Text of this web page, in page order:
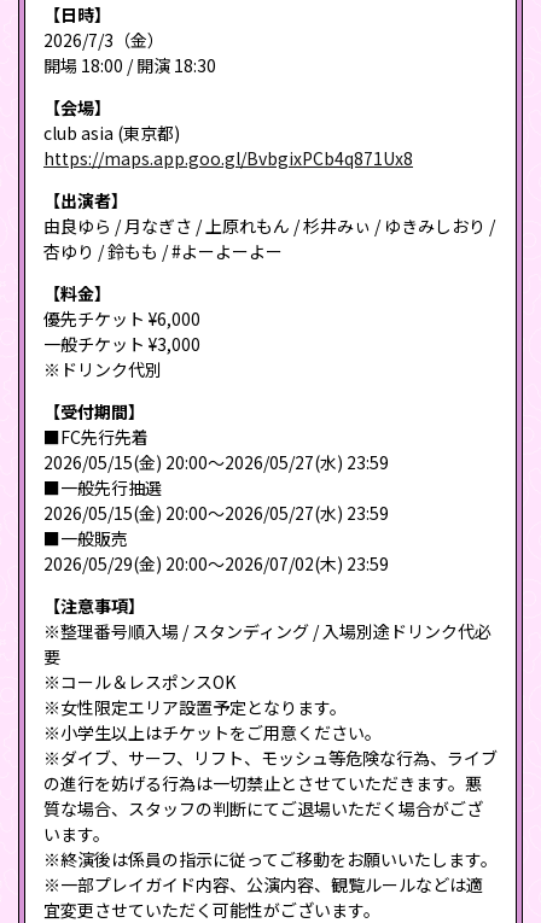
【日時】
2026/7/3（金）
開場 18:00 / 開演 18:30
【会場】
club asia (東京都)
https://maps.app.goo.gl/BvbgixPCb4q871Ux8
【出演者】
由良ゆら / 月なぎさ / 上原れもん / 杉井みぃ / ゆきみしおり /
杏ゆり / 鈴もも / #よーよーよー
【料金】
優先チケット ¥6,000
一般チケット ¥3,000
※ドリンク代別
【受付期間】
■FC先行先着
2026/05/15(金) 20:00〜2026/05/27(水) 23:59
■一般先行抽選
2026/05/15(金) 20:00〜2026/05/27(水) 23:59
■一般販売
2026/05/29(金) 20:00〜2026/07/02(木) 23:59
【注意事項】
※整理番号順入場 / スタンディング / 入場別途ドリンク代必
要
※コール＆レスポンスOK
※女性限定エリア設置予定となります。
※小学生以上はチケットをご用意ください。
※ダイブ、サーフ、リフト、モッシュ等危険な行為、ライブ
の進行を妨げる行為は一切禁止とさせていただきます。悪
質な場合、スタッフの判断にてご退場いただく場合がござ
います。
※終演後は係員の指示に従ってご移動をお願いいたします。
※一部プレイガイド内容、公演内容、観覧ルールなどは適
宜変更させていただく可能性がございます。